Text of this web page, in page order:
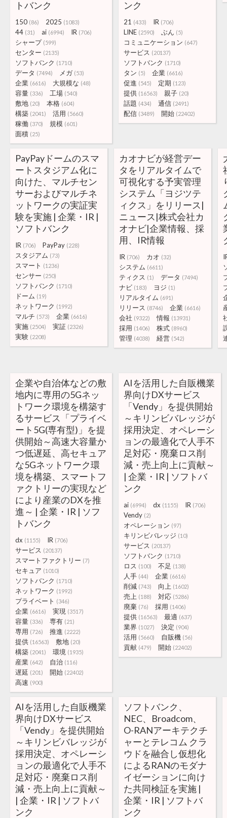
トバンク
150 (86) 2025 (1083)
44 (31) ai (6994) IR (706)
シャープ (599)
センター (2135)
ソフトバンク (1710)
データ (7494) メガ (53)
企業 (6616) 大規模な (48)
容量 (336) 工場 (540)
敷地 (20) 本格 (604)
構築 (2041) 活用 (5660)
稼働 (370) 規模 (601)
面積 (25)
ンク
21 (433) IR (706)
LINE (2590) ぶん (5)
コミュニケーション (647)
サービス (20137)
ソフトバンク (1710)
タン (5) 企業 (6616)
促進 (545) 定期 (123)
提供 (16563) 親子 (20)
話題 (434) 通信 (2491)
配信 (3489) 開始 (22402)
PayPayドームのスマ
ートスタジアム化に
向けた、マルチセン
サーおよびマルチネ
ットワークの実証実
験を実施 | 企業・IR |
ソフトバンク
IR (706) PayPay (228)
スタジアム (73)
スマート (1236)
センサー (250)
ソフトバンク (1710)
ドーム (19)
ネットワーク (1992)
マルチ (573) 企業 (6616)
実施 (2504) 実証 (2326)
実験 (2208)
カオナビが経営デー
タをリアルタイムで
可視化する予実管理
システム「ヨジツテ
ィクス」をリリース|
ニュース|株式会社カ
オナビ|企業情報、採
用、IR情報
IR (706) カオ (32)
システム (6611)
ティクス (1) データ (7494)
ナビ (183) ヨジ (1)
リアルタイム (691)
リリース (8746) 企業 (6616)
会社 (9322) 情報 (13931)
採用 (1406) 株式 (8960)
管理 (4038) 経営 (542)
企業や自治体などの敷
地内に専用の5Gネッ
トワーク環境を構築す
るサービス「プライベ
ート5G(専有型)」を提
供開始～高速大容量か
つ低遅延、高セキュア
な5Gネットワーク環
境を構築、スマートフ
ァクトリーの実現など
により産業のDXを推
進～ | 企業・IR | ソフ
トバンク
dx (1155) IR (706)
サービス (20137)
スマートファクトリー (7)
セキュア (1010)
ソフトバンク (1710)
ネットワーク (1992)
プライベート (346)
企業 (6616) 実現 (3517)
容量 (336) 専有 (21)
専用 (726) 推進 (2222)
提供 (16563) 敷地 (20)
構築 (2041) 環境 (1935)
産業 (642) 自治 (116)
遅延 (201) 開始 (22402)
高速 (900)
AIを活用した自販機業
界向けDXサービス
「Vendy」を提供開始
～キリンビバレッジが
採用決定、オペレーシ
ョンの最適化で人手不
足対応・廃棄ロス削
減・売上向上に貢献～
| 企業・IR | ソフトバ
ンク
ai (6994) dx (1155) IR (706)
Vendy (2)
オペレーション (97)
キリンビバレッジ (10)
サービス (20137)
ソフトバンク (1710)
ロス (100) 不足 (138)
人手 (44) 企業 (6616)
削減 (743) 向上 (1602)
売上 (188) 対応 (5286)
廃棄 (76) 採用 (1406)
提供 (16563) 最適 (637)
業界 (1027) 決定 (904)
活用 (5660) 自販機 (56)
貢献 (479) 開始 (22402)
AIを活用した自販機業
界向けDXサービス
「Vendy」を提供開始
～キリンビバレッジが
採用決定、オペレーシ
ョンの最適化で人手不
足対応・廃棄ロス削
減・売上向上に貢献～
| 企業・IR | ソフトバ
ンク
ソフトバンク、
NEC、Broadcom、
O-RANアーキテクチ
ャーとテレコム クラ
ウドを融合し仮想化
によるRANのモダナ
イゼーションに向け
た共同検証を実施 |
企業・IR | ソフトバ
ンク